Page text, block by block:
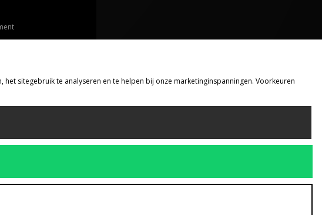
sitegebruik te analyseren en te helpen bij onze marketinginspanningen. Voorkeuren